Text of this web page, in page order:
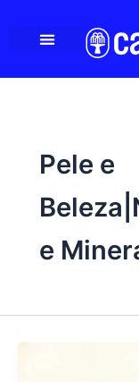
conteúdo
Pele e
e